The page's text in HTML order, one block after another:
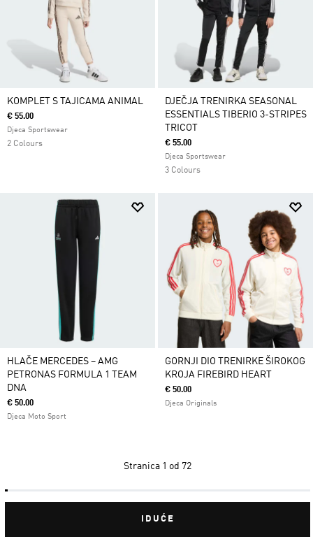
KOMPLET S TAJICAMA ANIMAL
€ 55.00
Djeca Sportswear
2 Colours
DJEČJA TRENIRKA SEASONAL
ESSENTIALS TIBERIO 3-STRIPES
TRICOT
€ 55.00
Djeca Sportswear
3 Colours
HLAČE MERCEDES – AMG
PETRONAS FORMULA 1 TEAM
DNA
€ 50.00
Djeca Moto Sport
GORNJI DIO TRENIRKE ŠIROKOG
KROJA FIREBIRD HEART
€ 50.00
Djeca Originals
Stranica 1 od 72
IDUĆE